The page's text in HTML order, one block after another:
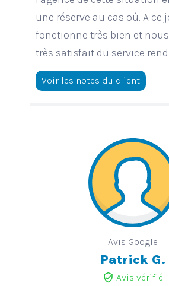
une réserve au cas où. A ce
fonctionne très bien et
très satisfait du service
Voir les notes du client
Avis Google
Patrick G.
verified_user Avis vérifié